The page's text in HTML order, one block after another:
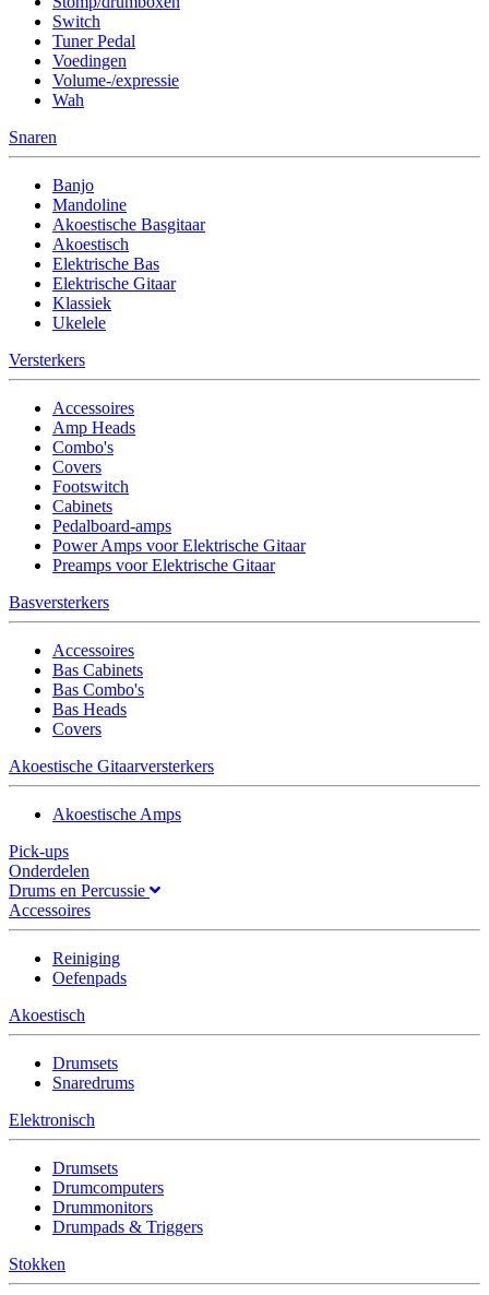
Switch
Tuner Pedal
Voedingen
Volume-/expressie
Wah
Snaren
Banjo
Mandoline
Akoestische Basgitaar
Akoestisch
Elektrische Bas
Elektrische Gitaar
Klassiek
Ukelele
Versterkers
Accessoires
Amp Heads
Combo's
Covers
Footswitch
Cabinets
Pedalboard-amps
Power Amps voor Elektrische Gitaar
Preamps voor Elektrische Gitaar
Basversterkers
Accessoires
Bas Cabinets
Bas Combo's
Bas Heads
Covers
Akoestische Gitaarversterkers
Akoestische Amps
Pick-ups
Onderdelen
Drums en Percussie
Accessoires
Reiniging
Oefenpads
Akoestisch
Drumsets
Snaredrums
Elektronisch
Drumsets
Drumcomputers
Drummonitors
Drumpads & Triggers
Stokken